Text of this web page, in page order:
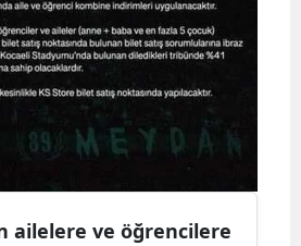
ailelere ve öğrencilere